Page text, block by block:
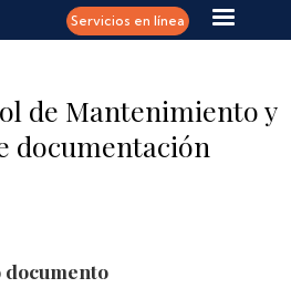
Servicios en línea
de Mantenimiento y
documentación
documento